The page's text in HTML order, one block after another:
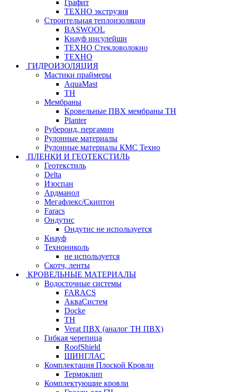
Графит
ТЕХНО экструзия
Строительная теплоизоляция
BASWOOL
Кнауф инсулейшн
ТЕХНО Стекловолокно
ТЕХНО
ГИДРОИЗОЛЯЦИЯ
Мастики праймеры
AquaMast
ТН
Мембраны
Кровельные ПВХ мембраны ТН
Planter
Рубероид, пергамин
Рулонные материалы
Рулонные материалы КМС Техно
ПЛЕНКИ И ГЕОТЕКСТИЛЬ
Геотекстиль
Delta
Изоспан
Ардманол
Мегафлекс/Скиптон
Faracs
Ондутис
Ондутис не используется
Кнауф
Технониколь
не используется
Скотч, ленты
КРОВЕЛЬНЫЕ МАТЕРИАЛЫ
Водосточные системы
FARACS
АкваСистем
Docke
ТН
Verat ПВХ (аналог ТН ПВХ)
Гибкая черепица
RoofShield
ШИНГЛАС
Комплектация Плоской Кровли
Термоклип
Комплектующие кровли